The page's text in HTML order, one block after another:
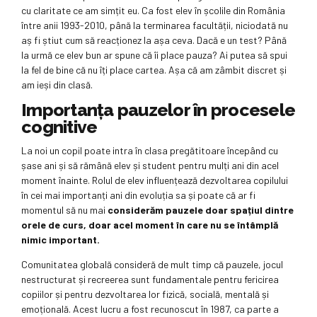
cu claritate ce am simțit eu. Ca fost elev în școlile din România
între anii 1993-2010, până la terminarea facultății, niciodată nu
aș fi știut cum să reacționez la așa ceva. Dacă e un test? Până
la urmă ce elev bun ar spune că îi place pauza? Ai putea să spui
la fel de bine că nu îți place cartea. Așa că am zâmbit discret și
am ieși din clasă.
Importanța pauzelor în procesele
cognitive
La noi un copil poate intra în clasa pregătitoare începând cu
șase ani și să rămână elev și student pentru mulți ani din acel
moment înainte. Rolul de elev influențează dezvoltarea copilului
în cei mai importanți ani din evoluția sa și poate că ar fi
momentul să nu mai considerăm pauzele doar spațiul dintre
orele de curs, doar acel moment în care nu se întâmplă
nimic important.
Comunitatea globală consideră de mult timp că pauzele, jocul
nestructurat și recreerea sunt fundamentale pentru fericirea
copiilor și pentru dezvoltarea lor fizică, socială, mentală și
emoțională. Acest lucru a fost recunoscut în 1987, ca parte a